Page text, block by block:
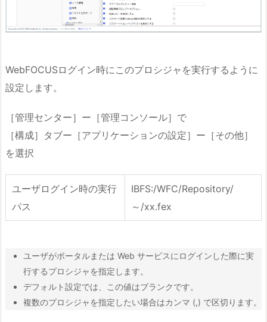
WebFOCUSログイン時にこのプロシジャを実行するように
設定します。
［管理センター］ー［管理コンソール］で
［構成］タブー［アプリケーションの設定］ー［その他］
を選択
ユーザログイン時の実行
パス
IBFS:/WFC/Repository/
～/xx.fex
ユーザがポータルまたは Web サービスにログインした際に実
行するプロシジャを指定します。
デフォルト設定では、この値はブランクです。
複数のプロシジャを指定したい場合はカンマ (,) で区切ります。